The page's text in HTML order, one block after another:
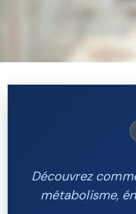
Découvrez
métabolisme,